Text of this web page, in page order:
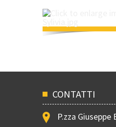
CONTATTI
P.zza